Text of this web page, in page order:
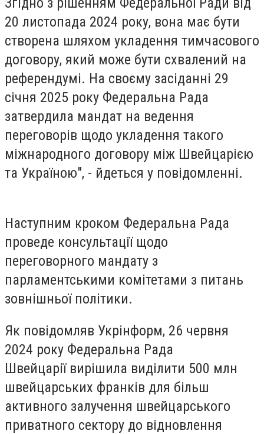
20 листопада 2024 року, вона має бути
створена шляхом укладення тимчасового
договору, який може бути схвалений на
референдумі. На своєму засіданні 29
січня 2025 року Федеральна Рада
затвердила мандат на ведення
переговорів щодо укладення такого
міжнародного договору між Швейцарією
та Україною", - йдеться у повідомленні.
Наступним кроком Федеральна Рада
проведе консультації щодо
переговорного мандату з
парламентськими комітетами з питань
зовнішньої політики.
Як повідомляв Укрінформ, 26 червня
2024 року Федеральна Рада
Швейцарії вирішила виділити 500 млн
швейцарських франків для більш
активного залучення швейцарського
приватного сектору до відновлення